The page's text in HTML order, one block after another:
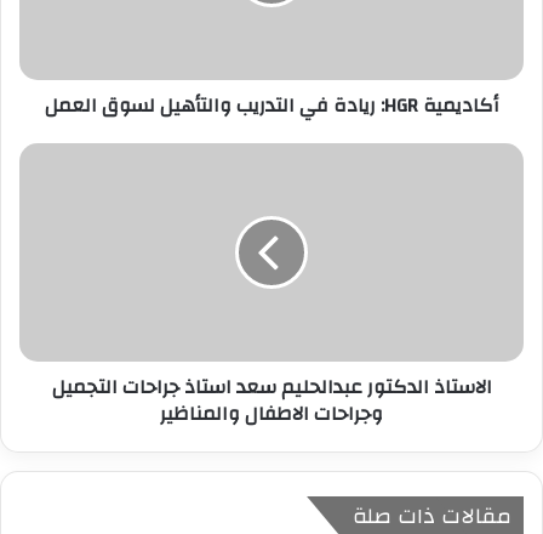
ر
ي
أكاديمية HGR: ريادة في التدريب والتأهيل لسوق العمل
الاستاذ الدكتور عبدالحليم سعد استاذ جراحات التجميل
وجراحات الاطفال والمناظير
مقالات ذات صلة